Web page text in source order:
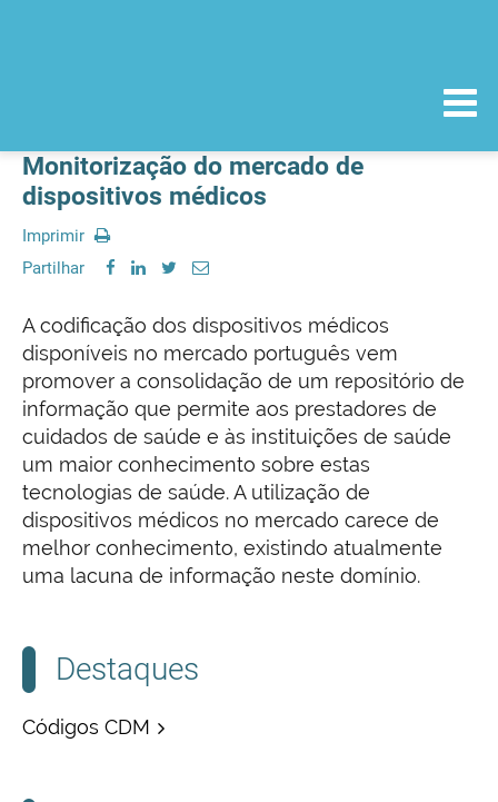
Monitorização do mercado de
dispositivos médicos
Imprimir
Partilhar
A codificação dos dispositivos médicos
disponíveis no mercado português vem
promover a consolidação de um repositório de
informação que permite aos prestadores de
cuidados de saúde e às instituições de saúde
um maior conhecimento sobre estas
tecnologias de saúde. A utilização de
dispositivos médicos no mercado carece de
melhor conhecimento, existindo atualmente
uma lacuna de informação neste domínio.
Destaques
Códigos CDM